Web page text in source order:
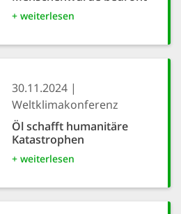
+ weiterlesen
30.11.2024
Weltklimakonferenz
Öl schafft humanitäre
Katastrophen
+ weiterlesen